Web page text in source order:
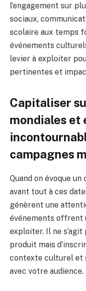
l’engagement sur
sociaux,
scolaire aux temps
événements
levier à exploiter
pertinentes et
Capitaliser
mondiales et
campagnes
Quand on évoque
avant tout à ces
génèrent une
événements offrent
exploiter. Il ne
produit mais
contexte culturel et
avec votre audience.